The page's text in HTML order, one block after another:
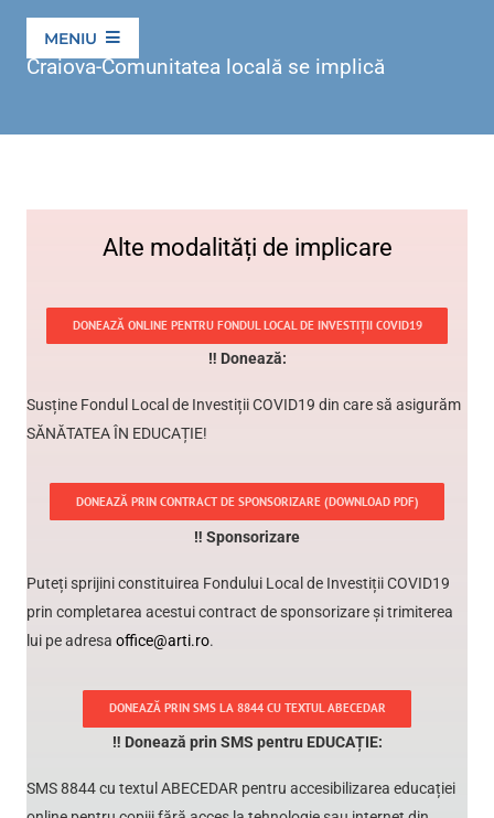
Skip
MENIU
Craiova-Comunitatea locală se implică
Alte modalități de implicare
DONEAZĂ ONLINE PENTRU FONDUL LOCAL DE INVESTIȚII
Susține Fondul Local de Investiții COVID19 din care
SĂNĂTATEA ÎN EDUCAȚIE!
DONEAZĂ PRIN CONTRACT DE SPONSORIZARE (DOWNLOAD
Puteți sprijini constituirea Fondului Local de Investiții
lui pe adresaoffice@arti.ro.